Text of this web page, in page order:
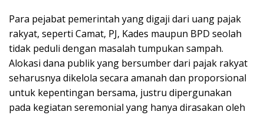
Para pejabat pemerintah yang digaji dari uang pajak
rakyat, seperti Camat, PJ, Kades maupun BPD seolah
tidak peduli dengan masalah tumpukan sampah.
Alokasi dana publik yang bersumber dari pajak rakyat
seharusnya dikelola secara amanah dan proporsional
untuk kepentingan bersama, justru dipergunakan
pada kegiatan seremonial yang hanya dirasakan oleh